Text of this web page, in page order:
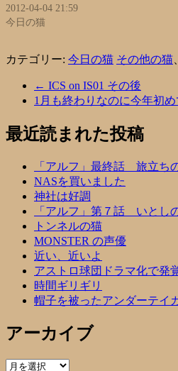
2012-04-04 21:59
今日の猫
カテゴリー: 今日の猫 その他の猫
← ICS on IS01 その後
1月も終わりなのに今年初め
最近読まれた投稿
「アルフ」最終話 旅立ち
NASを買いました
神社は好調
「アルフ」第７話 いとし
トンネルの猫
MONSTER の声優
近い、近いよ
アストロ球団ドラマ化で発
時間ギリギリ
帽子を被ったアンダーテイ
アーカイブ
ア